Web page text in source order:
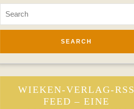
for:
WIEKEN-VERLAG-RSS
FEED – EINE